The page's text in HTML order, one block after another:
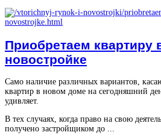
Приобретаем квартиру
новостройке
Само наличие различных вариантов,
квартир в новом доме на сегодняшний
удивляет.
В тех случаях, когда право на свою
получено застройщиком до ...